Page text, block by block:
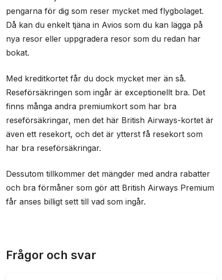
pengarna för dig som reser mycket med flygbolaget.
Då kan du enkelt tjäna in Avios som du kan lägga på
nya resor eller uppgradera resor som du redan har
bokat.
Med kreditkortet får du dock mycket mer än så.
Reseförsäkringen som ingår är exceptionellt bra. Det
finns många andra premiumkort som har bra
reseförsäkringar, men det här British Airways-kortet är
även ett resekort, och det är ytterst få resekort som
har bra reseförsäkringar.
Dessutom tillkommer det mängder med andra rabatter
och bra förmåner som gör att British Airways Premium
får anses billigt sett till vad som ingår.
Frågor och svar